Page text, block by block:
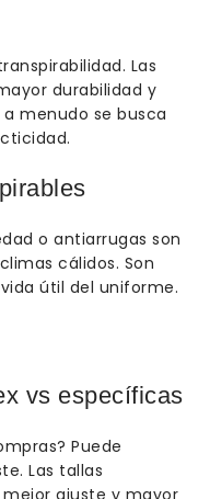
Las
durabilidad y
menudo se busca
o antiarrugas son
cálidos. Son
útil del uniforme.
vs específicas
Puede
Las tallas
ajuste y mayor